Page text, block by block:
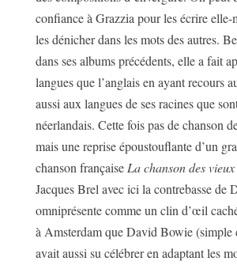
confiance à Grazzia pour les écrire elle-
les dénicher dans les mots des autres.
dans ses albums précédents, elle a fait
langues que l’anglais en ayant recours
aussi aux langues de ses racines que
néerlandais. Cette fois pas de chanson
mais une reprise époustouflante d’un
chanson françaiseLa chanson des
Jacques Brel avec ici la contrebasse de
omniprésente comme un clin d’œil
à Amsterdam que David Bowie (simple
avait aussi su célébrer en adaptant les